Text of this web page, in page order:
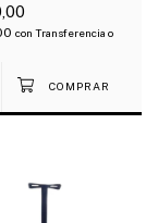
con Transferencia o